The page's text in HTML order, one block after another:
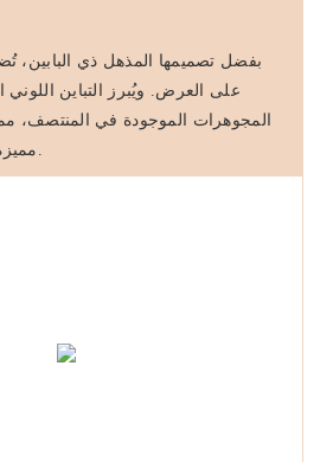
بفضل تصميمها المذهل ذي البابين،
على العرض. ويُبرز التباين اللوني
المجوهرات الموجودة في المنتصف،
مميزة ذات تأثير بصري قوي.